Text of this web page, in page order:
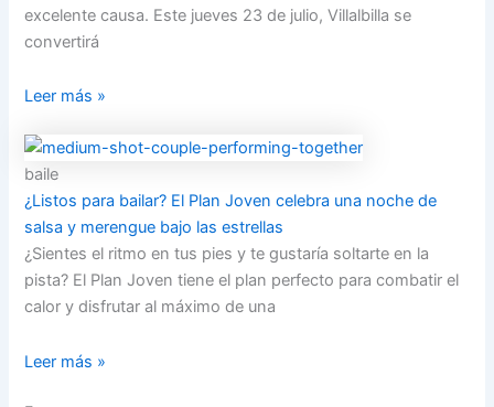
excelente causa. Este jueves 23 de julio, Villalbilla se
convertirá
Leer más »
baile
¿Listos para bailar? El Plan Joven celebra una noche de
salsa y merengue bajo las estrellas
¿Sientes el ritmo en tus pies y te gustaría soltarte en la
pista? El Plan Joven tiene el plan perfecto para combatir el
calor y disfrutar al máximo de una
Leer más »